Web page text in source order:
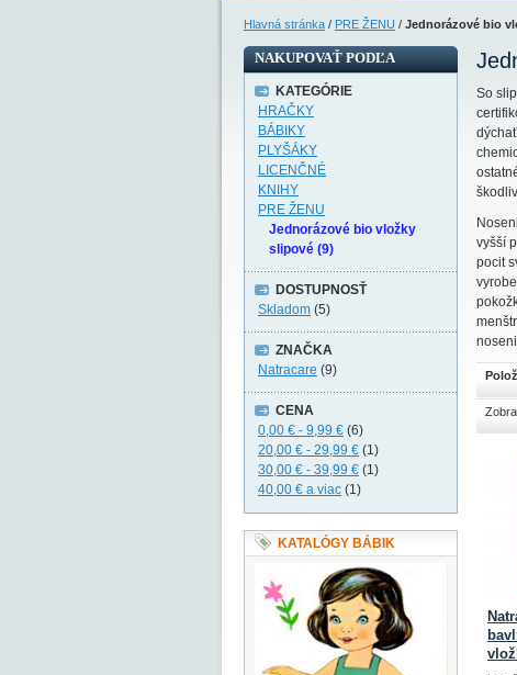
Hlavná stránka / PRE ŽENU / Jednorázové bio
So
vyšší
pocit
NAKUPOVAŤ PODĽA
KATEGÓRIE
HRAČKY
BÁBIKY
PLYŠÁKY
LICENČNÉ
KNIHY
PRE ŽENU
Jednorázové bio vložky
slipové (9)
DOSTUPNOSŤ
Skladom (5)
ZNAČKA
Natracare (9)
CENA
0,00 € - 9,99 € (6)
20,00 € - 29,99 € (1)
30,00 € - 39,99 € (1)
40,00 € a viac (1)
KATALÓGY BÁBIK